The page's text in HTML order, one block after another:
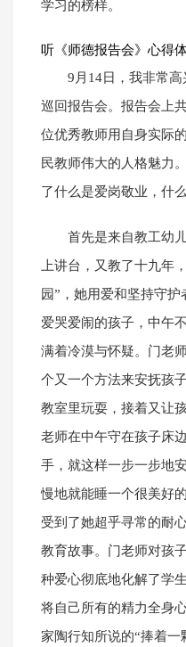
学习的榜样。
听《师德报告会》心得
9月14日，我非常
巡回报告会。报告会上
位优秀教师用自身实际
民教师伟大的人格魅力
了什么是爱岗敬业，什
首先是来自教工幼
上讲台，又教了十九年
园”，她用爱和坚持守
爱哭爱闹的孩子，中午
满着冷漠与怀疑。门老
个又一个方法来安抚孩
教室里玩耍，接着又让
老师在中午守在孩子床
手，就这样一步一步地
慢地就能睡一个很美好
受到了她超乎寻常的耐
教育故事。门老师对孩
种爱心彻底地化解了学
将自己所有的精力全身
家陶行知所说的“捧着一